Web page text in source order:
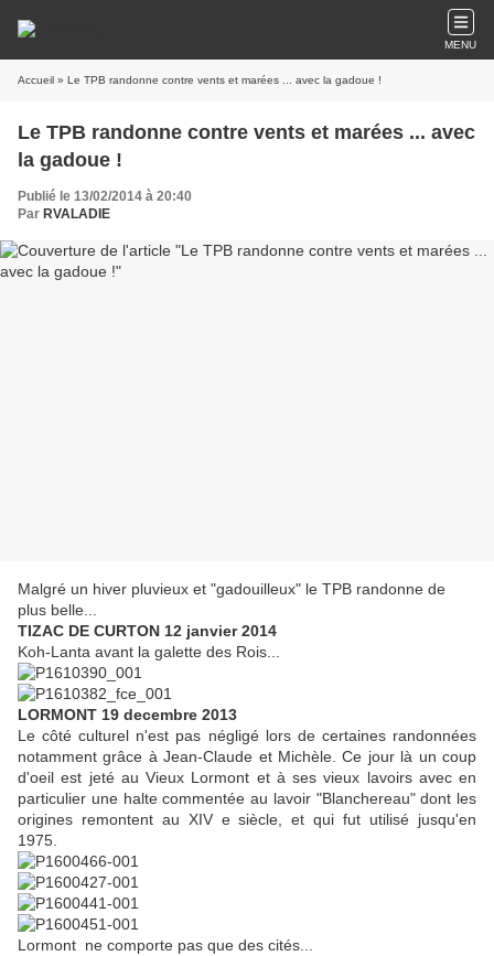
MENU
Accueil » Le TPB randonne contre vents et marées ... avec la gadoue !
Le TPB randonne contre vents et marées ... avec
la gadoue !
Publié le 13/02/2014 à 20:40
Par RVALADIE
Malgré un hiver pluvieux et "gadouilleux" le TPB randonne de
plus belle...
TIZAC DE CURTON 12 janvier 2014
Koh-Lanta avant la galette des Rois...
LORMONT 19 decembre 2013
Le côté culturel n'est pas négligé lors de certaines randonnées
notamment grâce à Jean-Claude et Michèle. Ce jour là un coup
d'oeil est jeté au Vieux Lormont et à ses vieux lavoirs avec en
particulier une halte commentée au lavoir "Blanchereau" dont les
origines remontent au XIV e siècle, et qui fut utilisé jusqu'en
1975.
Lormont ne comporte pas que des cités...